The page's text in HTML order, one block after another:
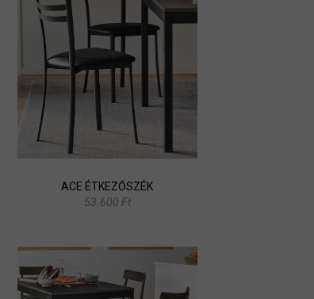
ACE ÉTKEZŐSZÉK
53.600 Ft